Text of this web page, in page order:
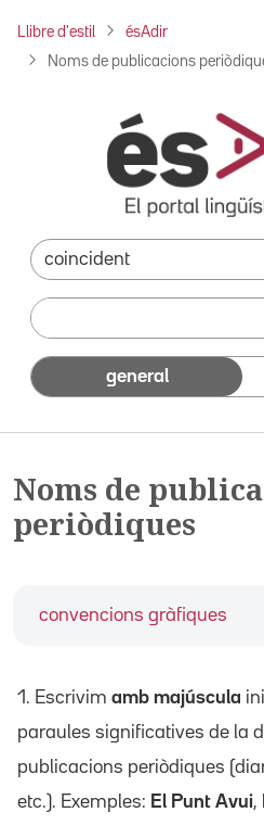
Llibre d'estil ésAdir
Noms de publicacions
general
Noms de
periòdiques
convencions gràfiques
1. Escrivim amb majúscula
paraules significatives de la
publicacions periòdiques
etc.). Exemples: El Punt Avui,